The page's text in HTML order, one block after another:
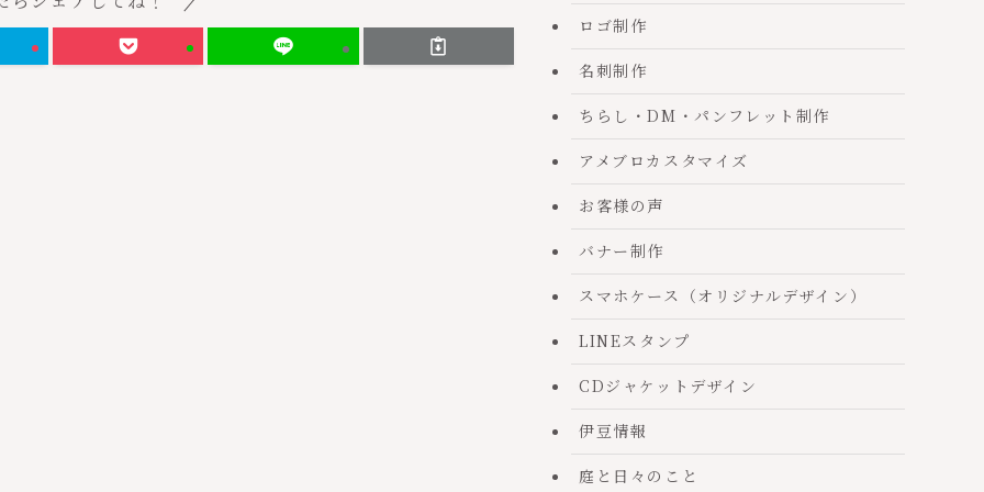
ロゴ制作
名刺制作
ちらし・DM・パンフレット制作
アメブロカスタマイズ
お客様の声
バナー制作
スマホケース（オリジナルデザイン）
LINEスタンプ
CDジャケットデザイン
伊豆情報
庭と日々のこと